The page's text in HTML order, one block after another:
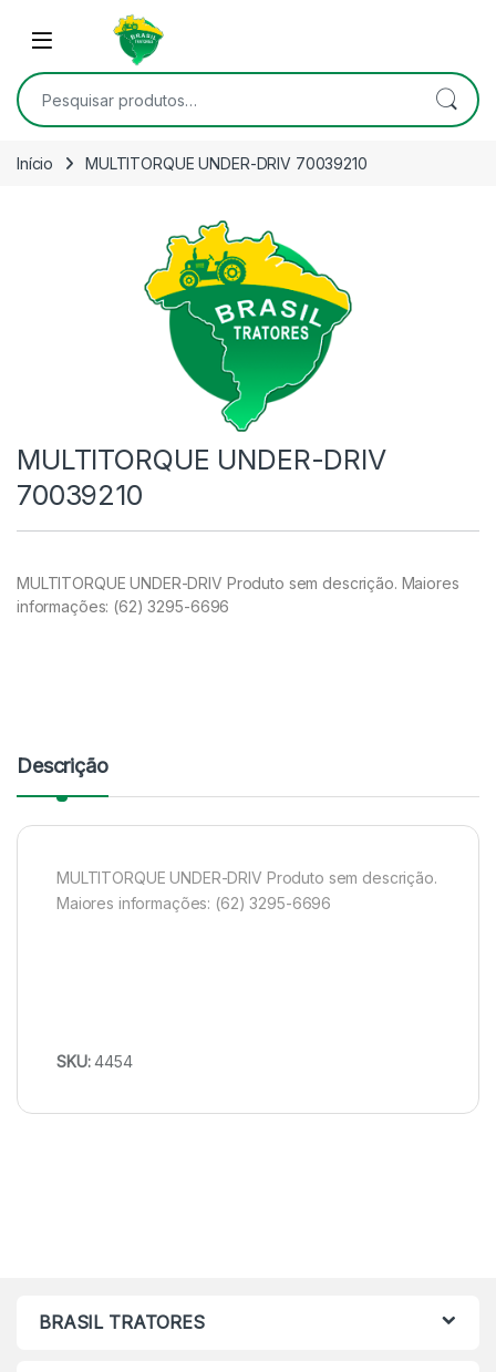
Skip to navigation
Open
Pesquisar por:
Início MULTITORQUE UNDER-DRIV 70039210
MULTITORQUE UNDER-DRIV
70039210
MULTITORQUE UNDER-DRIV Produto sem descrição. Maiores
informações: (62) 3295-6696
Descrição
MULTITORQUE UNDER-DRIV Produto sem descrição.
Maiores informações: (62) 3295-6696
SKU:4454
BRASIL TRATORES